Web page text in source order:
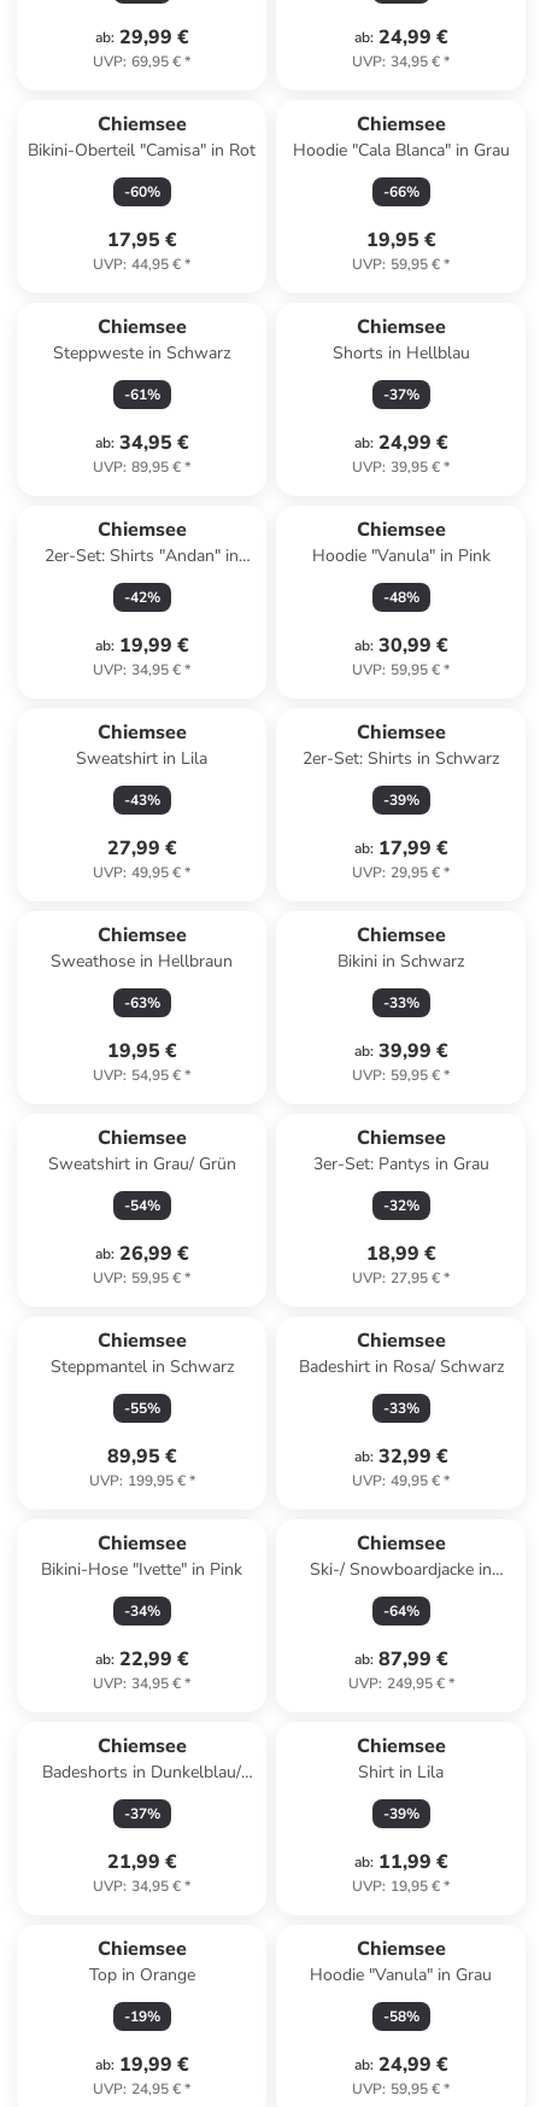
ab: 29,99 €
UVP: 69,95 €*
ab: 24,99 €
UVP: 34,95 €*
Chiemsee
Bikini-Oberteil "Camisa" in Rot
-60%
17,95 €
UVP: 44,95 €*
Chiemsee
Hoodie "Cala Blanca" in Grau
-66%
19,95 €
UVP: 59,95 €*
Chiemsee
Steppweste in Schwarz
-61%
ab: 34,95 €
UVP: 89,95 €*
Chiemsee
Shorts in Hellblau
-37%
ab: 24,99 €
UVP: 39,95 €*
Chiemsee
2er-Set: Shirts "Andan" in
Weiß
-42%
ab: 19,99 €
UVP: 34,95 €*
Chiemsee
Hoodie "Vanula" in Pink
-48%
ab: 30,99 €
UVP: 59,95 €*
Chiemsee
Sweatshirt in Lila
-43%
27,99 €
UVP: 49,95 €*
Chiemsee
2er-Set: Shirts in Schwarz
-39%
ab: 17,99 €
UVP: 29,95 €*
Chiemsee
Sweathose in Hellbraun
-63%
19,95 €
UVP: 54,95 €*
Chiemsee
Bikini in Schwarz
-33%
ab: 39,99 €
UVP: 59,95 €*
Chiemsee
Sweatshirt in Grau/ Grün
-54%
ab: 26,99 €
UVP: 59,95 €*
Chiemsee
3er-Set: Pantys in Grau
-32%
18,99 €
UVP: 27,95 €*
Chiemsee
Steppmantel in Schwarz
-55%
89,95 €
UVP: 199,95 €*
Chiemsee
Badeshirt in Rosa/ Schwarz
-33%
ab: 32,99 €
UVP: 49,95 €*
Chiemsee
Bikini-Hose "Ivette" in Pink
-34%
ab: 22,99 €
UVP: 34,95 €*
Chiemsee
Ski-/ Snowboardjacke in
Schwarz/ Grün/ Pink
-64%
ab: 87,99 €
UVP: 249,95 €*
Chiemsee
Badeshorts in Dunkelblau/
Türkis
-37%
21,99 €
UVP: 34,95 €*
Chiemsee
Shirt in Lila
-39%
ab: 11,99 €
UVP: 19,95 €*
Chiemsee
Top in Orange
-19%
ab: 19,99 €
UVP: 24,95 €*
Chiemsee
Hoodie "Vanula" in Grau
-58%
ab: 24,99 €
UVP: 59,95 €*